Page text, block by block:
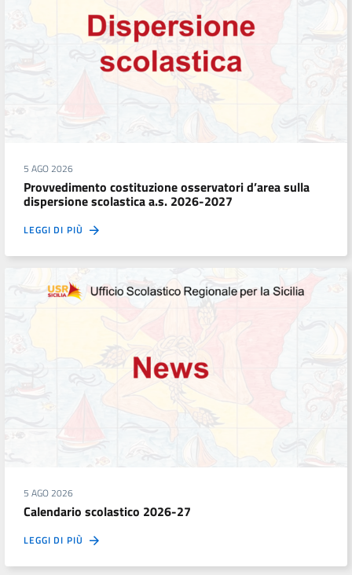
5 AGO 2026
Provvedimento costituzione osservatori d’area sulla
dispersione scolastica a.s. 2026-2027
LEGGI DI PIÙ
5 AGO 2026
Calendario scolastico 2026-27
LEGGI DI PIÙ